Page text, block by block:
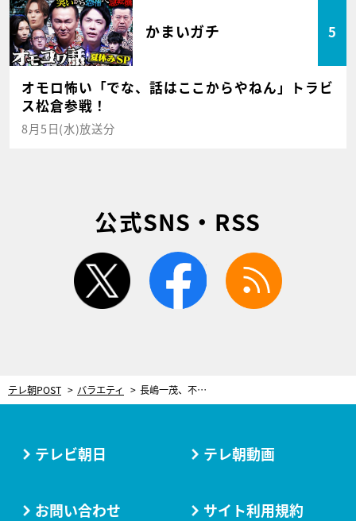
かまいガチ 5
オモロ怖い「でな、話はここからやねん」トラビ
ス松倉参戦！
8月5日(水)放送分
公式SNS・RSS
twitter facebook
テレ朝POST バラエティ 長嶋一茂、不満爆発！転売で“最終値引き”された自身のサインボールの価格に「どういうこと？」
テレビ朝日 テレ朝動画
お問い合わせ サイト利用規約